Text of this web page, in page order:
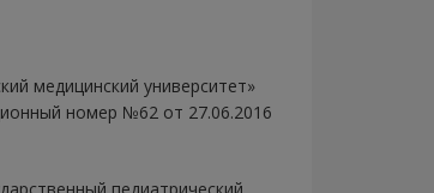
медицинский университет»
номер №62 от 27.06.2016